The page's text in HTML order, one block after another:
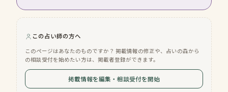
この占い師の方へ
このページはあなたのものですか？ 掲載情報の修正や、占いの森から
の相談受付を始めたい方は、掲載者登録ができます。
掲載情報を編集・相談受付を開始